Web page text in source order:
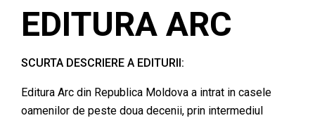
EDITURA ARC
SCURTA DESCRIERE A EDITURII:
Editura Arc din Republica Moldova a intrat in casele
oamenilor de peste doua decenii, prin intermediul